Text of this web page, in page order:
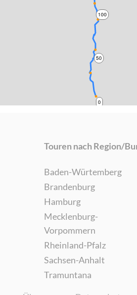
0
50
100
Touren nach Region/
Baden-Würtemberg
Brandenburg
Hamburg
Mecklenburg-
Vorpommern
Rheinland-Pfalz
Sachsen-Anhalt
Tramuntana